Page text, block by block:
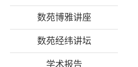
数苑博雅讲座
数苑经纬讲坛
学术报告